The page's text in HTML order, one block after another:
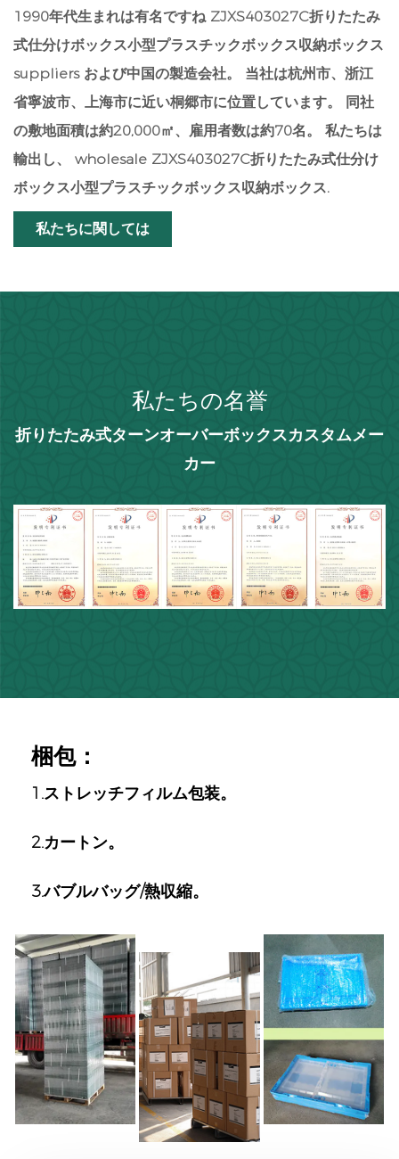
1990年代生まれは有名ですね ZJXS403027C折りたたみ
式仕分けボックス小型プラスチックボックス収納ボックス
suppliersおよび中国の製造会社。 当社は杭州市、浙江
省寧波市、上海市に近い桐郷市に位置しています。 同社
の敷地面積は約20,000㎡、雇用者数は約70名。 私たちは
輸出し、 wholesale ZJXS403027C折りたたみ式仕分け
ボックス小型プラスチックボックス収納ボックス.
私たちに関しては
私たちの名誉
折りたたみ式ターンオーバーボックスカスタムメー
カー
梱包：
1.ストレッチフィルム包装。
2.カートン。
3.バブルバッグ/熱収縮。